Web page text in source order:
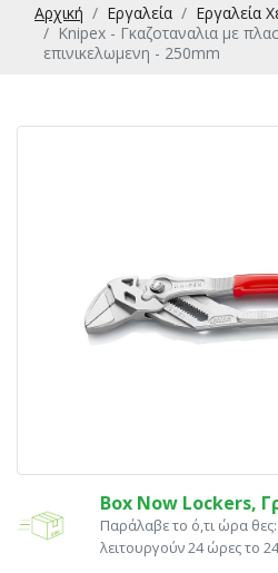
Αρχική Εργαλεία Εργαλεία
Knipex - Γκαζοταναλια με
επινικελωμενη - 250mm
Box Now Lockers,
Παράλαβε το ό,τι ώρα
λειτουργούν 24 ώρες το